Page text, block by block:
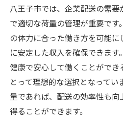
八王子市では、企業配送の需
で適切な荷量の管理が重要です
の体力に合った働き方を可能
に安定した収入を確保できます
健康で安心して働くことがで
とって理想的な選択となって
量であれば、配送の効率性も
得ることができます。